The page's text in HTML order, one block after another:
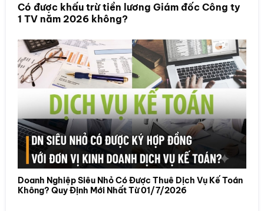
Có được khấu trừ tiền lương Giám đốc Công ty
1 TV năm 2026 không?
Doanh Nghiệp Siêu Nhỏ Có Được Thuê Dịch Vụ Kế Toán
Không? Quy Định Mới Nhất Từ 01/7/2026